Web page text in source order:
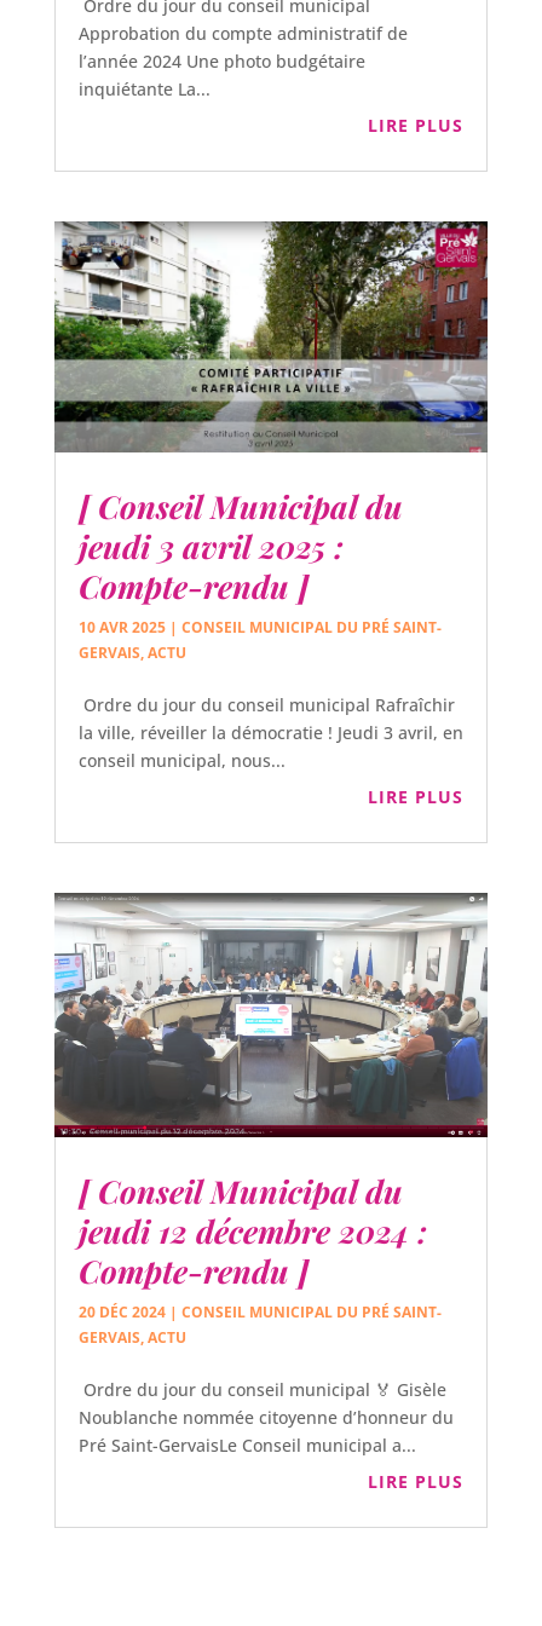
Ordre du jour du conseil municipal
Approbation du compte administratif de
l’année 2024 Une photo budgétaire
inquiétante La...
LIRE PLUS
[ Conseil Municipal du
jeudi 3 avril 2025 :
Compte-rendu ]
10 AVR 2025| CONSEIL MUNICIPAL DU PRÉ SAINT-
GERVAIS,ACTU
Ordre du jour du conseil municipal Rafraîchir
la ville, réveiller la démocratie ! Jeudi 3 avril, en
conseil municipal, nous...
LIRE PLUS
[ Conseil Municipal du
jeudi 12 décembre 2024 :
Compte-rendu ]
20 DÉC 2024| CONSEIL MUNICIPAL DU PRÉ SAINT-
GERVAIS,ACTU
Ordre du jour du conseil municipal 🏅 Gisèle
Noublanche nommée citoyenne d’honneur du
Pré Saint-GervaisLe Conseil municipal a...
LIRE PLUS